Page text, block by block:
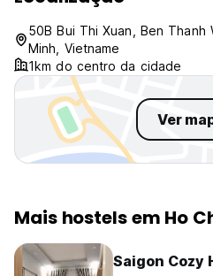
50B Bui Thi Xuan, Ben Thanh
Minh, Vietname
1km do centro da cidade
Ver
Mais hostels em Ho
Saigon Cozy